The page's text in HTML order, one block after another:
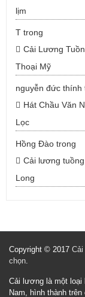
lịm
T trong
Cải Lương
Thoại Mỹ
nguyễn đức thính
Hát Chầu Văn
Lọc
Hồng Đào trong
Cải lương
Long
Copyright © 2017
chọn.
Cải lương là một loại
Nam, hình thành